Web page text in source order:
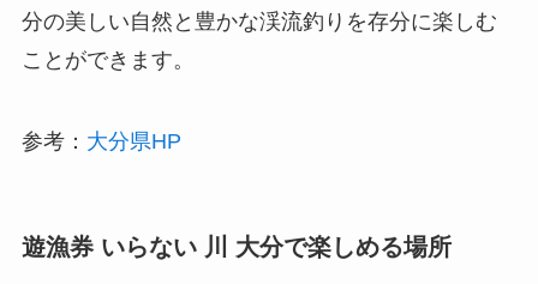
分の美しい自然と豊かな渓流釣りを存分に楽しむ
ことができます。
参考： 大分県HP
遊漁券 いらない 川 大分で楽しめる場所